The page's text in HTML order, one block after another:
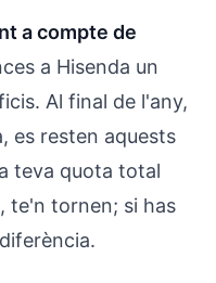
a compte de
a Hisenda un
Al final de l'any,
es resten aquests
teva quota total
te'n tornen; si has